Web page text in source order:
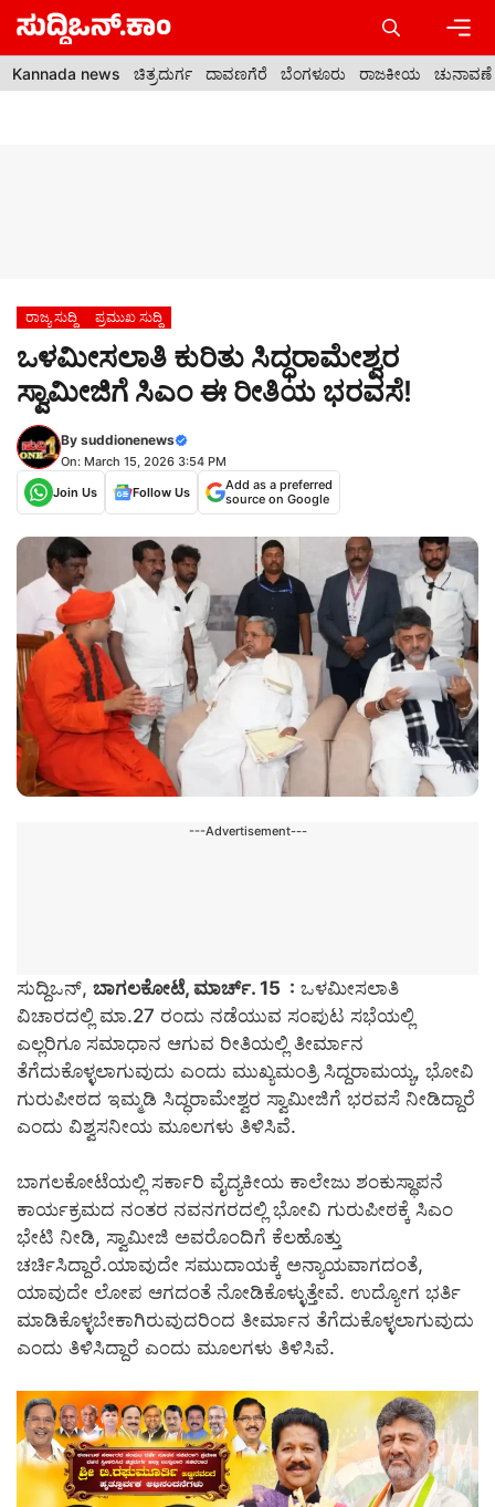
Skip
content
Kannada news ಚಿತ್ರದುರ್ಗ ದಾವಣಗೆರೆ ಬೆಂಗಳೂರು ರಾಜಕೀಯ ಚುನಾವಣೆ
ರಾಜ್ಯ ಸುದ್ದಿ ಪ್ರಮುಖ ಸುದ್ದಿ
ಒಳಮೀಸಲಾತಿ ಕುರಿತು ಸಿದ್ಧರಾಮೇಶ್ವರ
ಸ್ವಾಮೀಜಿಗೆ ಸಿಎಂ ಈ ರೀತಿಯ ಭರವಸೆ!
By suddionenews
On: March 15, 2026 3:54 PM
Join Us
Follow Us
Add as a preferred
source on Google
---Advertisement---
ಸುದ್ದಿಒನ್, ಬಾಗಲಕೋಟೆ, ಮಾರ್ಚ್. 15 : ಒಳಮೀಸಲಾತಿ
ವಿಚಾರದಲ್ಲಿ ಮಾ.27 ರಂದು ನಡೆಯುವ ಸಂಪುಟ ಸಭೆಯಲ್ಲಿ
ಎಲ್ಲರಿಗೂ ಸಮಾಧಾನ ಆಗುವ ರೀತಿಯಲ್ಲಿ ತೀರ್ಮಾನ
ತೆಗೆದುಕೊಳ್ಳಲಾಗುವುದು ಎಂದು ಮುಖ್ಯಮಂತ್ರಿ ಸಿದ್ದರಾಮಯ್ಯ, ಭೋವಿ
ಗುರುಪೀಠದ ಇಮ್ಮಡಿ ಸಿದ್ಧರಾಮೇಶ್ವರ ಸ್ವಾಮೀಜಿಗೆ ಭರವಸೆ ನೀಡಿದ್ದಾರೆ
ಎಂದು ವಿಶ್ವಸನೀಯ ಮೂಲಗಳು ತಿಳಿಸಿವೆ.
ಬಾಗಲಕೋಟೆಯಲ್ಲಿ ಸರ್ಕಾರಿ ವೈದ್ಯಕೀಯ ಕಾಲೇಜು ಶಂಕುಸ್ಥಾಪನೆ
ಕಾರ್ಯಕ್ರಮದ ನಂತರ ನವನಗರದಲ್ಲಿ ಭೋವಿ ಗುರುಪೀಠಕ್ಕೆ ಸಿಎಂ
ಭೇಟಿ ನೀಡಿ, ಸ್ವಾಮೀಜಿ ಅವರೊಂದಿಗೆ ಕೆಲಹೊತ್ತು
ಚರ್ಚಿಸಿದ್ದಾರೆ.ಯಾವುದೇ ಸಮುದಾಯಕ್ಕೆ ಅನ್ಯಾಯವಾಗದಂತೆ,
ಯಾವುದೇ ಲೋಪ ಆಗದಂತೆ ನೋಡಿಕೊಳ್ಳುತ್ತೇವೆ. ಉದ್ಯೋಗ ಭರ್ತಿ
ಮಾಡಿಕೊಳ್ಳಬೇಕಾಗಿರುವುದರಿಂದ ತೀರ್ಮಾನ ತೆಗೆದುಕೊಳ್ಳಲಾಗುವುದು
ಎಂದು ತಿಳಿಸಿದ್ದಾರೆ ಎಂದು ಮೂಲಗಳು ತಿಳಿಸಿವೆ.